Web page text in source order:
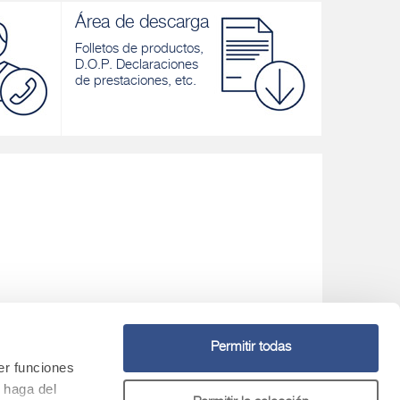
funciones
del
Permitir todas
Área de descarga
Folletos de productos,
D.O.P. Declaraciones
de prestaciones, etc.
Asistencia con el equipo